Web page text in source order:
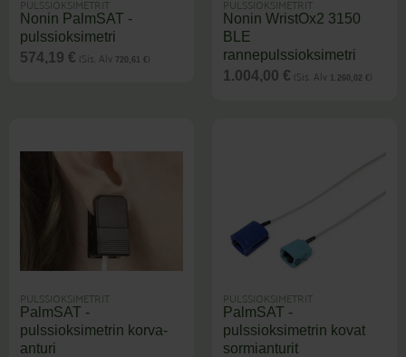
PULSSIOKSIMETRIT
Nonin PalmSAT -
pulssioksimetri
574,19 € (Sis. Alv 720,61 € )
PULSSIOKSIMETRIT
Nonin WristOx2 3150
BLE
rannepulssioksimetri
1.004,00 € (Sis. Alv 1.260,02 € )
PULSSIOKSIMETRIT
PalmSAT -
pulssioksimetrin korva-
anturi
PULSSIOKSIMETRIT
PalmSAT -
pulssioksimetrin kovat
sormianturit